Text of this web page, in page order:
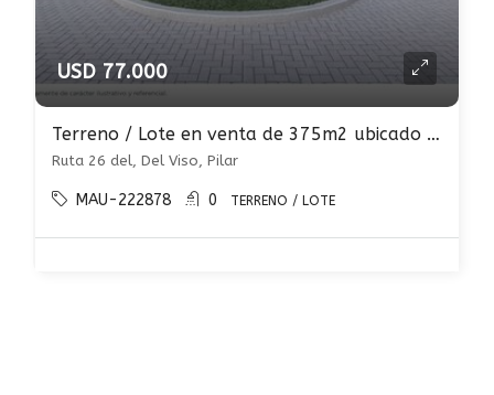
USD 77.000
Terreno / Lote en venta de 375m2 ubicado en Del Viso
Ruta 26 del, Del Viso, Pilar
MAU-222878 0 TERRENO / LOTE